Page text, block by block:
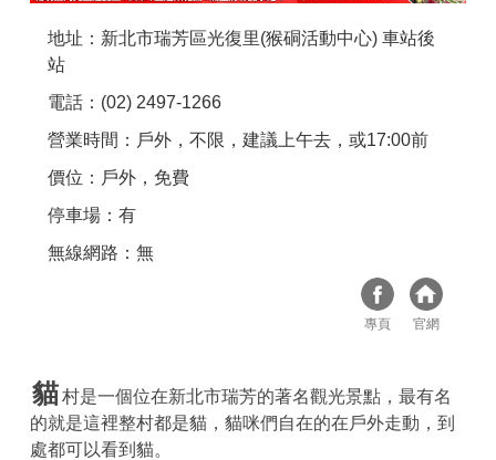
地址：新北市瑞芳區光復里(猴硐活動中心) 車站後
站
電話：(02) 2497-1266
營業時間：戶外，不限，建議上午去，或17:00前
價位：戶外，免費
停車場：有
無線網路：無
專頁 官網
貓村是一個位在新北市瑞芳的著名觀光景點，最有名
的就是這裡整村都是貓，貓咪們自在的在戶外走動，到
處都可以看到貓。